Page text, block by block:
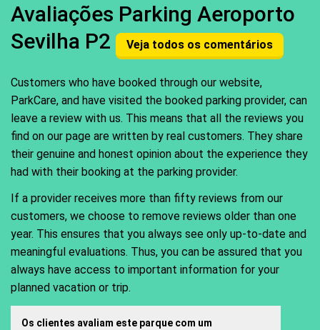
Avaliações Parking Aeroporto
Sevilha P2
Veja todos os comentários
Customers who have booked through our website,
ParkCare, and have visited the booked parking provider, can
leave a review with us. This means that all the reviews you
find on our page are written by real customers. They share
their genuine and honest opinion about the experience they
had with their booking at the parking provider.
If a provider receives more than fifty reviews from our
customers, we choose to remove reviews older than one
year. This ensures that you always see only up-to-date and
meaningful evaluations. Thus, you can be assured that you
always have access to important information for your
planned vacation or trip.
Os clientes avaliam este parque com um